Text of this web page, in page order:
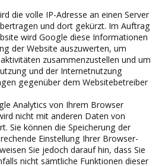
die volle IP-Adresse an einen Server
und dort gekürzt. Im Auftrag
wird Google diese Informationen
der Website auszuwerten, um
zusammenzustellen und um
und der Internetnutzung
gegenüber dem Websitebetreiber
Analytics von Ihrem Browser
nicht mit anderen Daten von
Sie können die Speicherung der
Einstellung Ihrer Browser-
Sie jedoch darauf hin, dass Sie
nicht sämtliche Funktionen dieser